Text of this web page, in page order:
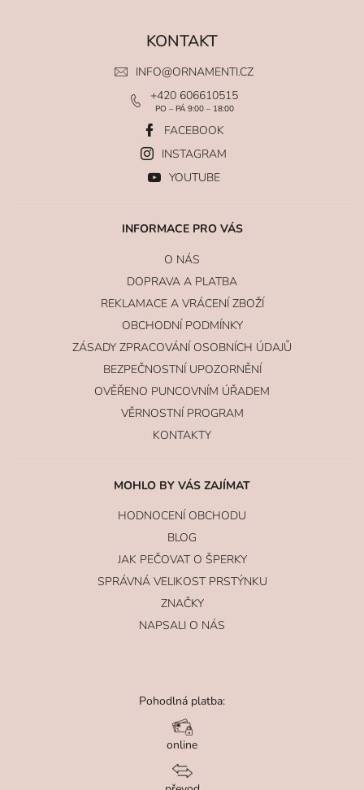
KONTAKT
INFO@ORNAMENTI.CZ
+420 606610515
PO – PÁ 9:00 – 18:00
FACEBOOK
INSTAGRAM
YOUTUBE
INFORMACE PRO VÁS
O NÁS
DOPRAVA A PLATBA
REKLAMACE A VRÁCENÍ ZBOŽÍ
OBCHODNÍ PODMÍNKY
ZÁSADY ZPRACOVÁNÍ OSOBNÍCH ÚDAJŮ
BEZPEČNOSTNÍ UPOZORNĚNÍ
OVĚŘENO PUNCOVNÍM ÚŘADEM
VĚRNOSTNÍ PROGRAM
KONTAKTY
MOHLO BY VÁS ZAJÍMAT
HODNOCENÍ OBCHODU
BLOG
JAK PEČOVAT O ŠPERKY
SPRÁVNÁ VELIKOST PRSTÝNKU
ZNAČKY
NAPSALI O NÁS
Pohodlná platba:
online